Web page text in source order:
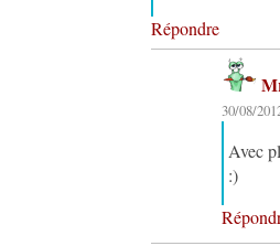
Répondre
30/08/
Avec
:)